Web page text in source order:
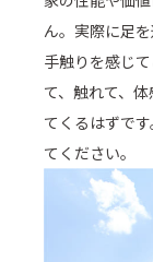
ん。実際に足
手触りを感じ
て、触れて、
てくるはずで
てください。